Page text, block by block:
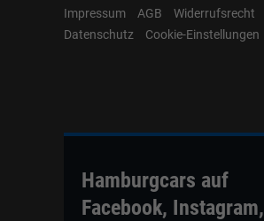
Impressum
AGB
Widerrufsrecht
Datenschutz
Cookie-Einstellungen
Hamburgcars auf
Facebook, Instagram,